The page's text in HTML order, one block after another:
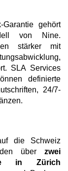
Garantie gehört
von Nine.
stärker mit
SLA Services
definierte
24/7-
die Schweiz
über zwei
in Zürich